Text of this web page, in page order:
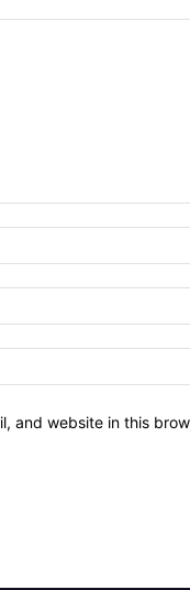
and website in this